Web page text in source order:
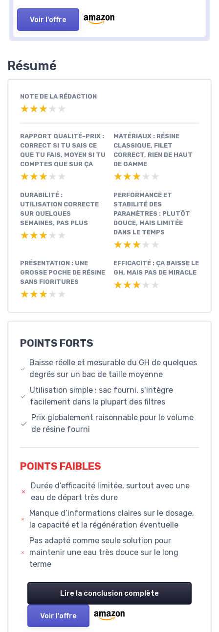
Voir l'offre
Résumé
NOTE DE LA RÉDACTION
★★★★★
★★★★★
RAPPORT QUALITÉ-PRIX :
CORRECT SI TU SAIS CE
QUE TU FAIS, MOYEN SI TU
COMPTES QUE SUR ÇA
★★★★★
★★★★★
MATÉRIAUX : RÉSINE
CLASSIQUE, FILET
CORRECT, RIEN DE HAUT
DE GAMME
★★★★★
★★★★★
DURABILITÉ :
UTILISATION CORRECTE
SUR QUELQUES
SEMAINES, PAS PLUS
★★★★★
★★★★★
PERFORMANCE ET
STABILITÉ DES
PARAMÈTRES : PLUTÔT
DOUCE, MAIS LIMITÉE
DANS LE TEMPS
★★★★★
★★★★★
PRÉSENTATION : UNE
GROSSE POCHE DE RÉSINE
SANS FIORITURES
★★★★★
★★★★★
EFFICACITÉ : ÇA BAISSE LE
GH, MAIS PAS DE MIRACLE
★★★★★
★★★★★
POINTS FORTS
Baisse réelle et mesurable du GH de quelques
degrés sur un bac de taille moyenne
Utilisation simple : sac fourni, s’intègre
facilement dans la plupart des filtres
Prix globalement raisonnable pour le volume
de résine fourni
POINTS FAIBLES
Durée d’efficacité limitée, surtout avec une
eau de départ très dure
Manque d’informations claires sur le dosage,
la capacité et la régénération éventuelle
Pas adapté comme seule solution pour
maintenir une eau très douce sur le long
terme
Lire la conclusion complète
Voir l'offre